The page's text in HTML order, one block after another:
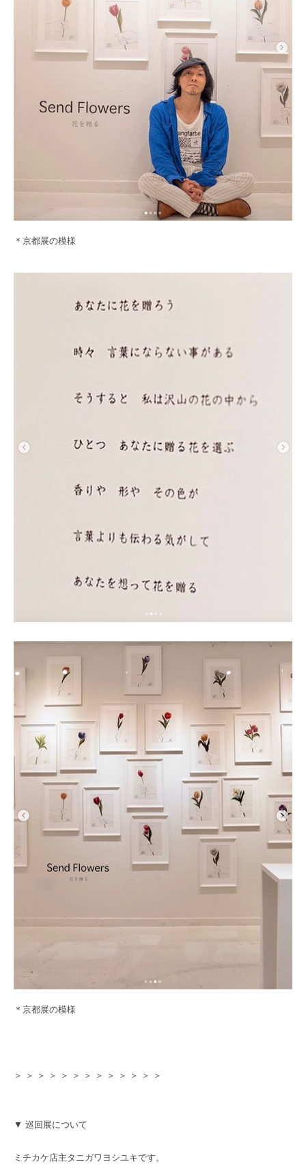
＊京都展の模様
＊京都展の模様
＞ ＞ ＞ ＞ ＞ ＞ ＞ ＞ ＞ ＞ ＞ ＞ ＞
▼ 巡回展について
ミチカケ店主タニガワヨシユキです。